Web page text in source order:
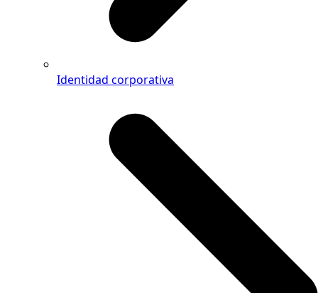
Identidad corporativa